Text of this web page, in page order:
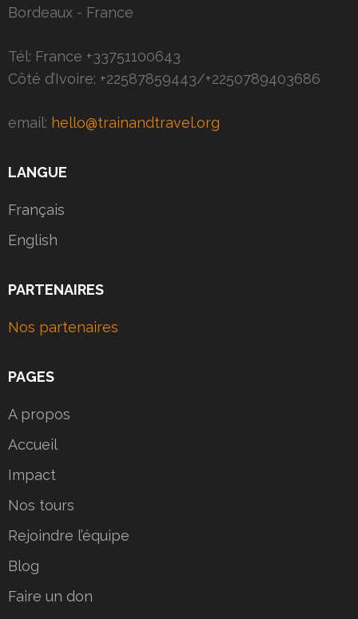
Bordeaux - France
Tél: France +33751100643
Côté d’Ivoire: +22587859443/+2250789403686
email: hello@trainandtravel.org
LANGUE
Français
English
PARTENAIRES
Nos partenaires
PAGES
A propos
Accueil
Impact
Nos tours
Rejoindre l’équipe
Blog
Faire un don